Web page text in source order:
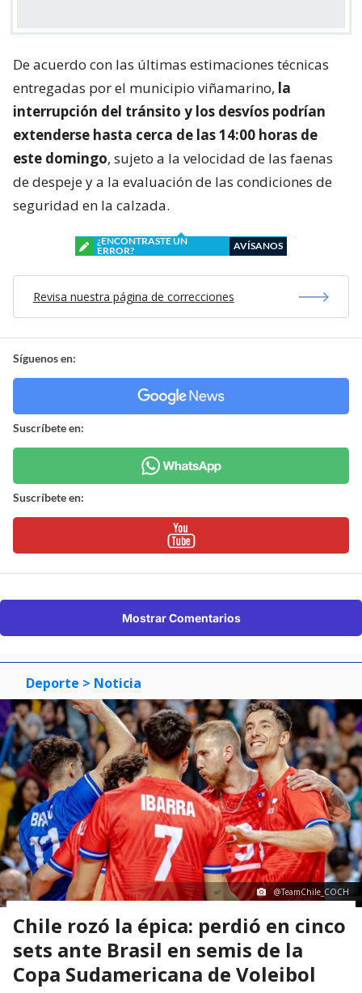
De acuerdo con las últimas estimaciones técnicas
entregadas por el municipio viñamarino, la
interrupción del tránsito y los desvíos podrían
extenderse hasta cerca de las 14:00 horas de
este domingo, sujeto a la velocidad de las faenas
de despeje y a la evaluación de las condiciones de
seguridad en la calzada.
¿ENCONTRASTE UN
ERROR?
AVÍSANOS
Revisa nuestra página de correcciones
Síguenos en:
Suscríbete en:
Suscríbete en:
Mostrar Comentarios
Deporte > Noticia
@TeamChile_COCH
Chile rozó la épica: perdió en cinco
sets ante Brasil en semis de la
Copa Sudamericana de Voleibol